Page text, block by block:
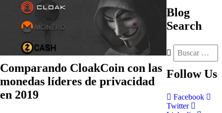
Comparando CloakCoin con las
monedas líderes de privacidad
en 2019
Blog
Search
Follow Us
Facebook
Twitter